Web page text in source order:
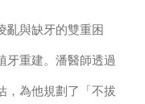
亂與缺牙的雙重困
牙重建。潘醫師透過
，為他規劃了「不拔